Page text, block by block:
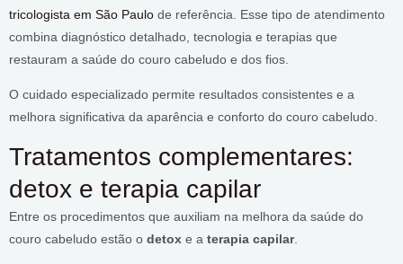
tricologista em São Paulo de referência. Esse tipo de atendimento
combina diagnóstico detalhado, tecnologia e terapias que
restauram a saúde do couro cabeludo e dos fios.
O cuidado especializado permite resultados consistentes e a
melhora significativa da aparência e conforto do couro cabeludo.
Tratamentos complementares:
detox e terapia capilar
Entre os procedimentos que auxiliam na melhora da saúde do
couro cabeludo estão o detox e a terapia capilar.